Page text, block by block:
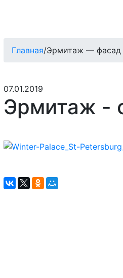
Главная/Эрмитаж — фасад
07.01.2019
Эрмитаж -